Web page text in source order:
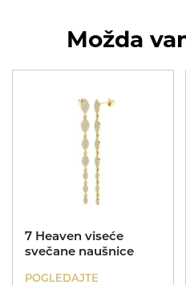
UNIKATI
ID
MIJE MAGIONI
Dečije minđuše
069 693253
Možda
7 Heaven viseće
svečane naušnice
POGLEDAJTE